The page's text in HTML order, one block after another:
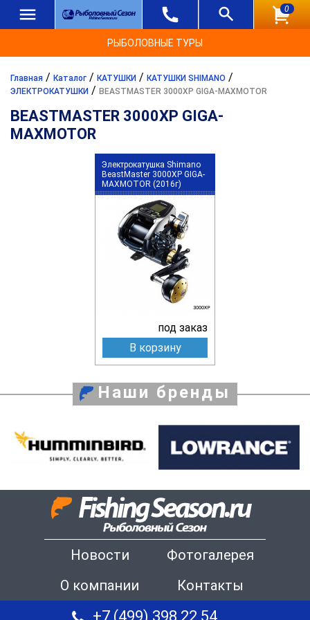
0
РЫБОЛОВНЫЕ ТУРЫ
Главная / Каталог / КАТУШКИ / КАТУШКИ SHIMANO /
ЭЛЕКТРОКАТУШКИ / BEASTMASTER 3000XP GIGA-MAXMOTOR
BEASTMASTER 3000XP GIGA-
MAXMOTOR
Электрокатушка Shimano
BeastMaster 3000XP GIGA-
MAXMOTOR (2016г)
под заказ
В корзину
Наши бренды
Новости
Фотогалерея
О компании
Контакты
+7 (499) 398 22 54